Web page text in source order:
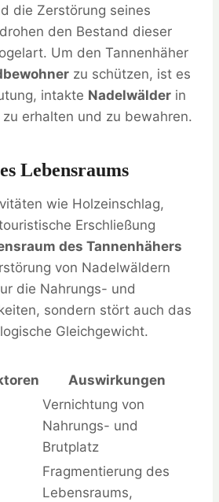
die Zerstörung seines
den Bestand dieser
Um den Tannenhäher
zu schützen, ist es
intakte Nadelwälder in
zu erhalten und zu bewahren.
Lebensraums
wie Holzeinschlag,
Erschließung
des Tannenhähers
von Nadelwäldern
die Nahrungs- und
sondern stört auch das
Gleichgewicht.
Auswirkungen
Vernichtung von
Nahrungs- und
Brutplatz
Fragmentierung des
Lebensraums,